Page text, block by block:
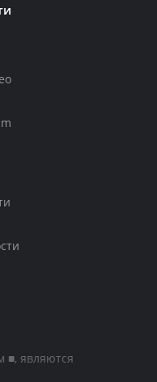
■, являются